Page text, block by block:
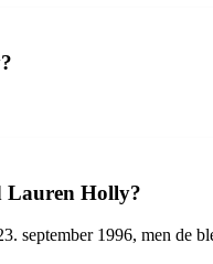
Lauren Holly?
september 1996, men de